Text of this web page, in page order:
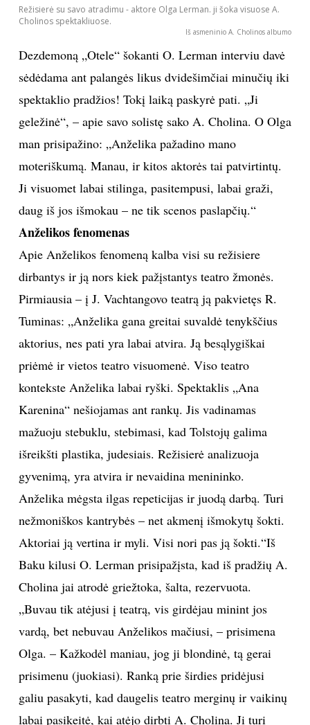
Režisierė su savo atradimu - aktore Olga Lerman. ji šoka visuose A.
Cholinos spektakliuose.
Iš asmeninio A. Cholinos albumo
Dezdemoną „Otele“ šokanti O. Lerman interviu davė
sėdėdama ant palangės likus dvidešimčiai minučių iki
spektaklio pradžios! Tokį laiką paskyrė pati. „Ji
geležinė“, – apie savo solistę sako A. Cholina. O Olga
man prisipažino: „Anželika pažadino mano
moteriškumą. Manau, ir kitos aktorės tai patvirtintų.
Ji visuomet labai stilinga, pasitempusi, labai graži,
daug iš jos išmokau – ne tik scenos paslapčių.“
Anželikos fenomenas
Apie Anželikos fenomeną kalba visi su režisiere
dirbantys ir ją nors kiek pažįstantys teatro žmonės.
Pirmiausia – į J. Vachtangovo teatrą ją pakvietęs R.
Tuminas: „Anželika gana greitai suvaldė tenykščius
aktorius, nes pati yra labai atvira. Ją besąlygiškai
priėmė ir vietos teatro visuomenė. Viso teatro
kontekste Anželika labai ryški. Spektaklis „Ana
Karenina“ nešiojamas ant rankų. Jis vadinamas
mažuoju stebuklu, stebimasi, kad Tolstojų galima
išreikšti plastika, judesiais. Režisierė analizuoja
gyvenimą, yra atvira ir nevaidina menininko.
Anželika mėgsta ilgas repeticijas ir juodą darbą. Turi
nežmoniškos kantrybės – net akmenį išmokytų šokti.
Aktoriai ją vertina ir myli. Visi nori pas ją šokti.“Iš
Baku kilusi O. Lerman prisipažįsta, kad iš pradžių A.
Cholina jai atrodė griežtoka, šalta, rezervuota.
„Buvau tik atėjusi į teatrą, vis girdėjau minint jos
vardą, bet nebuvau Anželikos mačiusi, – prisimena
Olga. – Kažkodėl maniau, jog ji blondinė, tą gerai
prisimenu (juokiasi). Ranką prie širdies pridėjusi
galiu pasakyti, kad daugelis teatro merginų ir vaikinų
labai pasikeitė, kai atėjo dirbti A. Cholina. Ji turi